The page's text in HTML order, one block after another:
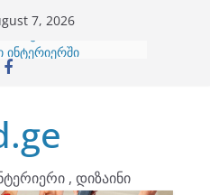
7, 2026
ინტერიერში
, დიზაინი